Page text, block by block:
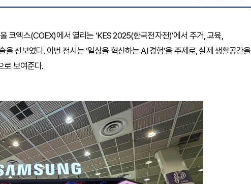
코엑스(COEX)에서 열리는 ‘KES 2025(한국전자전)’에서 주거, 교육,
선보였다. 이번 전시는 ‘일상을 혁신하는 AI 경험’을 주제로, 실제 생활공간을
로 보여준다.